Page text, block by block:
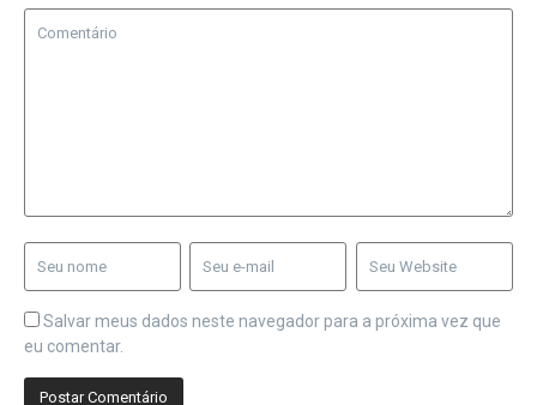
Salvar meus dados neste navegador para a próxima vez que
eu comentar.